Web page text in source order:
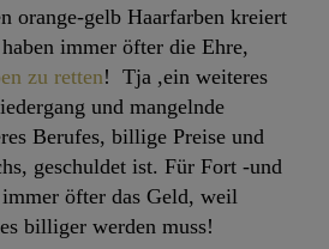
orange-gelb Haarfarben kreiert
immer öfter die Ehre,
zu retten! Tja ,ein weiteres
und mangelnde
Berufes, billige Preise und
geschuldet ist. Für Fort -und
öfter das Geld, weil
billiger werden muss!